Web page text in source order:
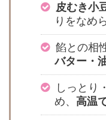
皮むき小
りをなめ
餡との相
バター・
しっとり
め、高温